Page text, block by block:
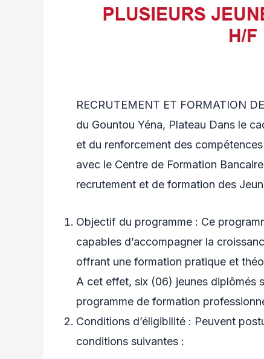
RECRUTEMENT ET FORMATION
du Gountou Yéna, Plateau Dans le
et du renforcement des
avec le Centre de Formation
recrutement et de formation des
Objectif du programme : Ce
capables d’accompagner la
offrant une formation pratique et
A cet effet, six (06) jeunes diplômés
programme de formation
Conditions d’éligibilité : Peuvent
conditions suivantes :